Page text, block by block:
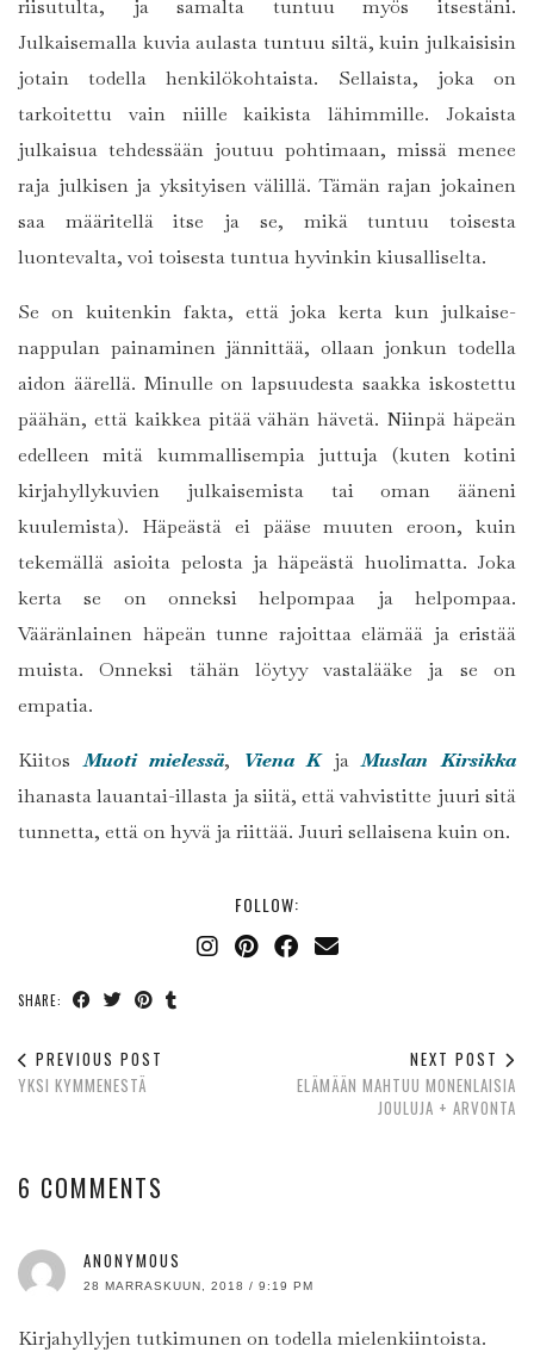
riisutulta, ja samalta tuntuu myös itsestäni.
Julkaisemalla kuvia aulasta tuntuu siltä, kuin julkaisisin
jotain todella henkilökohtaista. Sellaista, joka on
tarkoitettu vain niille kaikista lähimmille. Jokaista
julkaisua tehdessään joutuu pohtimaan, missä menee
raja julkisen ja yksityisen välillä. Tämän rajan jokainen
saa määritellä itse ja se, mikä tuntuu toisesta
luontevalta, voi toisesta tuntua hyvinkin kiusalliselta.
Se on kuitenkin fakta, että joka kerta kun julkaise-
nappulan painaminen jännittää, ollaan jonkun todella
aidon äärellä. Minulle on lapsuudesta saakka iskostettu
päähän, että kaikkea pitää vähän hävetä. Niinpä häpeän
edelleen mitä kummallisempia juttuja (kuten kotini
kirjahyllykuvien julkaisemista tai oman ääneni
kuulemista). Häpeästä ei pääse muuten eroon, kuin
tekemällä asioita pelosta ja häpeästä huolimatta. Joka
kerta se on onneksi helpompaa ja helpompaa.
Vääränlainen häpeän tunne rajoittaa elämää ja eristää
muista. Onneksi tähän löytyy vastalääke ja se on
empatia.
KiitosMuoti mielessä, Viena KjaMuslan Kirsikka
ihanasta lauantai-illasta ja siitä, että vahvistitte juuri sitä
tunnetta, että on hyvä ja riittää. Juuri sellaisena kuin on.
FOLLOW:
SHARE:
PREVIOUS POST
YKSI KYMMENESTÄ
NEXT POST
ELÄMÄÄN MAHTUU MONENLAISIA
JOULUJA + ARVONTA
6 COMMENTS
ANONYMOUS
28 MARRASKUUN, 2018 / 9:19 PM
Kirjahyllyjen tutkimunen on todella mielenkiintoista.